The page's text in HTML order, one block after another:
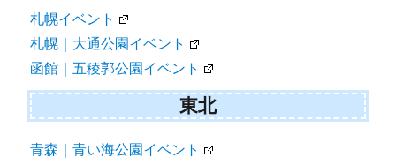
札幌イベント
札幌｜大通公園イベント
函館｜五稜郭公園イベント
東北
青森｜青い海公園イベント